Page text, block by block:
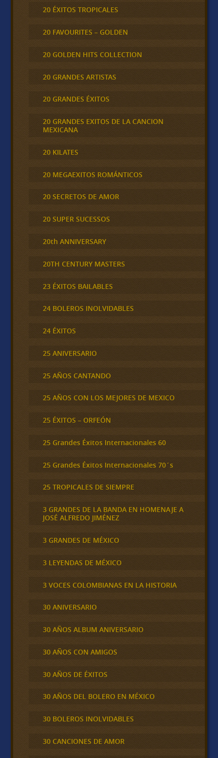
20 ÉXITOS TROPICALES
20 FAVOURITES – GOLDEN
20 GOLDEN HITS COLLECTION
20 GRANDES ARTISTAS
20 GRANDES ÉXITOS
20 GRANDES EXITOS DE LA CANCION
MEXICANA
20 KILATES
20 MEGAEXITOS ROMÁNTICOS
20 SECRETOS DE AMOR
20 SUPER SUCESSOS
20th ANNIVERSARY
20TH CENTURY MASTERS
23 ÉXITOS BAILABLES
24 BOLEROS INOLVIDABLES
24 ÉXITOS
25 ANIVERSARIO
25 AÑOS CANTANDO
25 AÑOS CON LOS MEJORES DE MEXICO
25 ÉXITOS – ORFEÓN
25 Grandes Éxitos Internacionales 60
25 Grandes Éxitos Internacionales 70´s
25 TROPICALES DE SIEMPRE
3 GRANDES DE LA BANDA EN HOMENAJE A
JOSÉ ALFREDO JIMÉNEZ
3 GRANDES DE MÉXICO
3 LEYENDAS DE MÉXICO
3 VOCES COLOMBIANAS EN LA HISTORIA
30 ANIVERSARIO
30 AÑOS ALBUM ANIVERSARIO
30 AÑOS CON AMIGOS
30 AÑOS DE ÉXITOS
30 AÑOS DEL BOLERO EN MÉXICO
30 BOLEROS INOLVIDABLES
30 CANCIONES DE AMOR